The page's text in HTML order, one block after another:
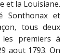
et la Louisiane.
Sonthonax et
tous deux
les premiers à
aout 1793. On